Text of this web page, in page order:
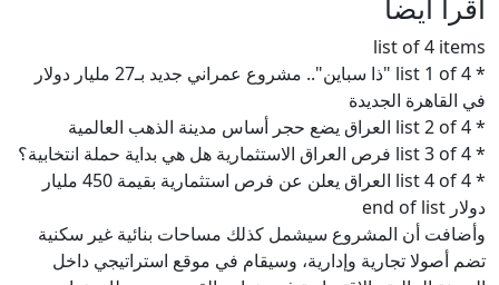
اقرأ أيضا
list of 4 items
* list 1 of 4 "ذا سباين".. مشروع عمراني جديد بـ27 مليار دولار
في القاهرة الجديدة
* list 2 of 4 العراق يضع حجر أساس مدينة الذهب العالمية
* list 3 of 4 فرص العراق الاستثمارية هل هي بداية حملة انتخابية؟
* list 4 of 4 العراق يعلن عن فرص استثمارية بقيمة 450 مليار
دولار end of list
وأضافت أن المشروع سيشمل كذلك مساحات بنائية غير سكنية
تضم أصولا تجارية وإدارية، وسيقام في موقع استراتيجي داخل